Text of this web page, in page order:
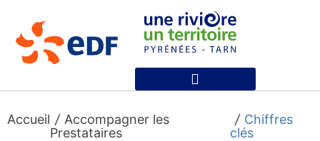
Accueil / Accompagner les
Prestataires
/ Chiffres
clés